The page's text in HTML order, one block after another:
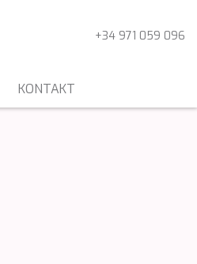
+34 971 059 096
KONTAKT